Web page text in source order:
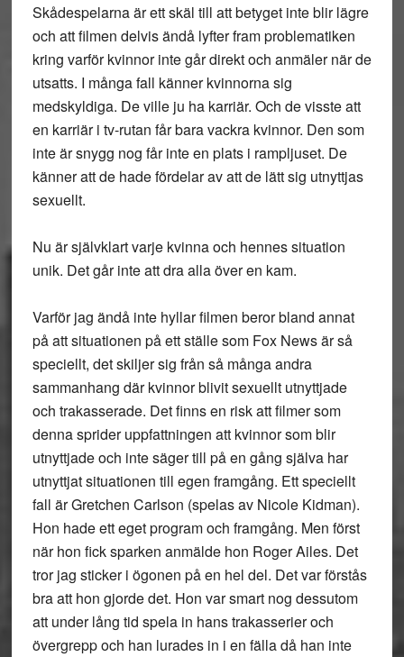
Skådespelarna är ett skäl till att betyget inte blir lägre
och att filmen delvis ändå lyfter fram problematiken
kring varför kvinnor inte går direkt och anmäler när de
utsatts. I många fall känner kvinnorna sig
medskyldiga. De ville ju ha karriär. Och de visste att
en karriär i tv-rutan får bara vackra kvinnor. Den som
inte är snygg nog får inte en plats i rampljuset. De
känner att de hade fördelar av att de lätt sig utnyttjas
sexuellt.
Nu är självklart varje kvinna och hennes situation
unik. Det går inte att dra alla över en kam.
Varför jag ändå inte hyllar filmen beror bland annat
på att situationen på ett ställe som Fox News är så
speciellt, det skiljer sig från så många andra
sammanhang där kvinnor blivit sexuellt utnyttjade
och trakasserade. Det finns en risk att filmer som
denna sprider uppfattningen att kvinnor som blir
utnyttjade och inte säger till på en gång själva har
utnyttjat situationen till egen framgång. Ett speciellt
fall är Gretchen Carlson (spelas av Nicole Kidman).
Hon hade ett eget program och framgång. Men först
när hon fick sparken anmälde hon Roger Ailes. Det
tror jag sticker i ögonen på en hel del. Det var förstås
bra att hon gjorde det. Hon var smart nog dessutom
att under lång tid spela in hans trakasserier och
övergrepp och han lurades in i en fälla då han inte